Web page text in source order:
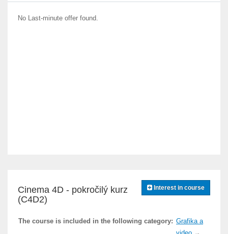
No Last-minute offer found.
Interest in course
Cinema 4D - pokročilý kurz
(C4D2)
The course is included in the following category: Grafika a